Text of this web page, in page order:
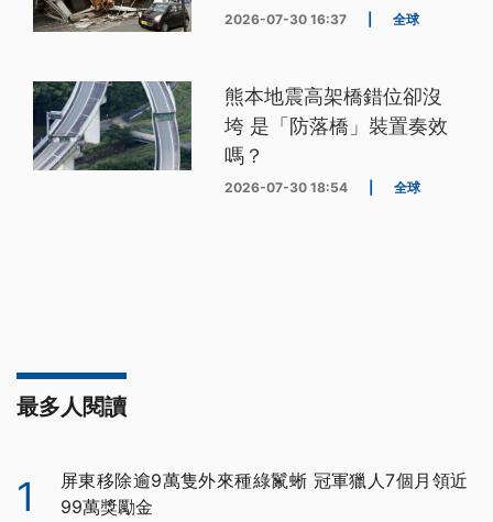
2026-07-30 16:37 全球
熊本地震高架橋錯位卻沒
垮 是「防落橋」裝置奏效
嗎？
2026-07-30 18:54 全球
最多人閱讀
1
屏東移除逾9萬隻外來種綠鬣蜥 冠軍獵人7個月領近
99萬獎勵金